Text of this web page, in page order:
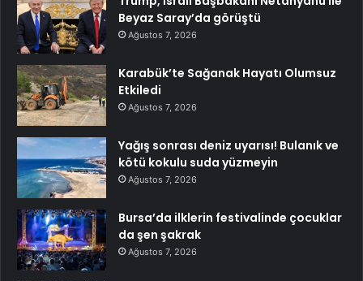
Beyaz Saray’da görüştü
Ağustos 7, 2026
Karabük’te Sağanak Hayatı Olumsuz
Etkiledi
Ağustos 7, 2026
Yağış sonrası deniz uyarısı! Bulanık ve
kötü kokulu suda yüzmeyin
Ağustos 7, 2026
Bursa’da ilklerin festivalinde çocuklar
da şen şakrak
Ağustos 7, 2026